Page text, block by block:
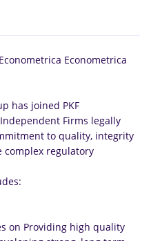
Econometrica
has joined PKF
Firms legally
to quality, integrity
regulatory
on Providing high quality